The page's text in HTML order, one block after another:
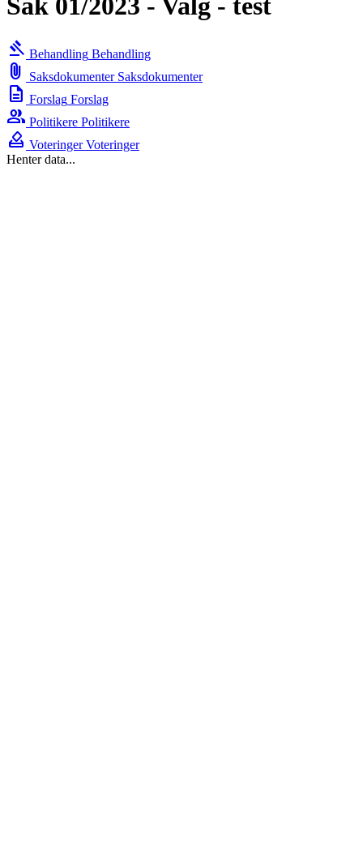
Sak 01/2023 - Valg - test
gavel Behandling Behandling
attach_file Saksdokumenter Saksdokumenter
description Forslag Forslag
group Politikere Politikere
how_to_vote Voteringer Voteringer
Henter data...